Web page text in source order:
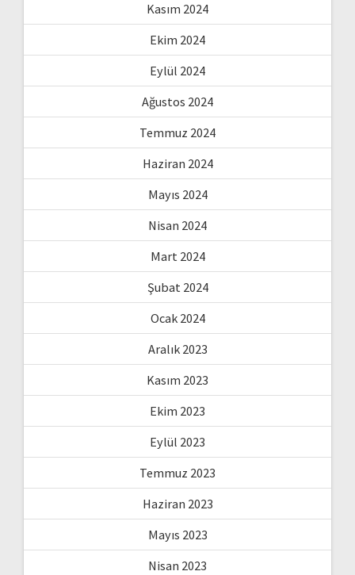
Kasım 2024
Ekim 2024
Eylül 2024
Ağustos 2024
Temmuz 2024
Haziran 2024
Mayıs 2024
Nisan 2024
Mart 2024
Şubat 2024
Ocak 2024
Aralık 2023
Kasım 2023
Ekim 2023
Eylül 2023
Temmuz 2023
Haziran 2023
Mayıs 2023
Nisan 2023